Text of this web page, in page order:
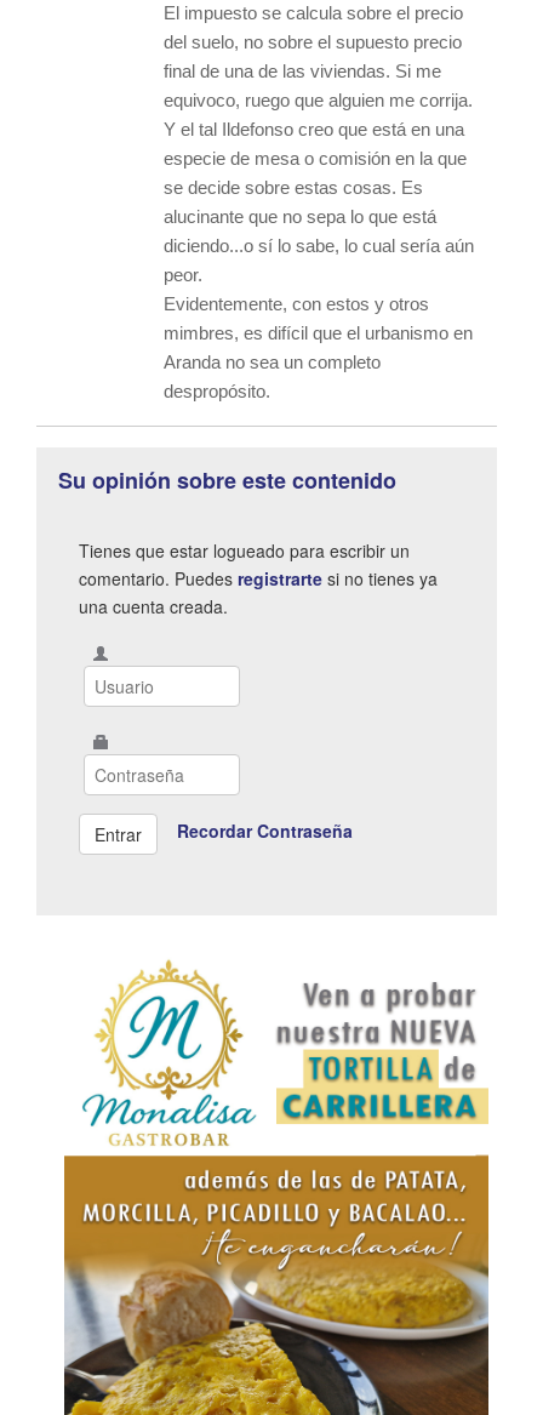
El impuesto se calcula sobre el precio
del suelo, no sobre el supuesto precio
final de una de las viviendas. Si me
equivoco, ruego que alguien me corrija.
Y el tal Ildefonso creo que está en una
especie de mesa o comisión en la que
se decide sobre estas cosas. Es
alucinante que no sepa lo que está
diciendo...o sí lo sabe, lo cual sería aún
peor.
Evidentemente, con estos y otros
mimbres, es difícil que el urbanismo en
Aranda no sea un completo
despropósito.
Su opinión sobre este contenido
Tienes que estar logueado para escribir un
comentario. Puedes registrarte si no tienes ya
una cuenta creada.
Recordar Contraseña